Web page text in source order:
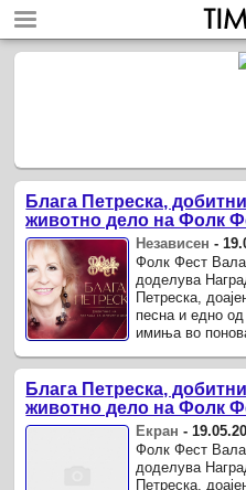
Блага Петреска,
животно дело на Фолк
Независен -
Фолк Фест
доделува
Петреска,
песна и едно од
имиња во
Блага Петреска,
животно дело на Фолк
Екран -
Фолк Фест
доделува
Петреска,